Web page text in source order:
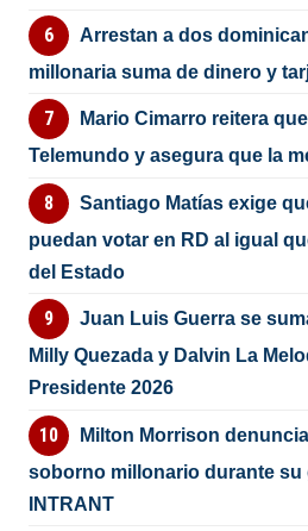
Arrestan a dos
millonaria suma de dinero y
Mario Cimarro reitera
Telemundo y asegura que la
Santiago Matías exige
puedan votar en RD al igual
del Estado
Juan Luis Guerra se
Milly Quezada y Dalvin La
Presidente 2026
Milton Morrison
soborno millonario durante su
INTRANT